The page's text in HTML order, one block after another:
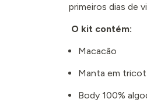
primeiros dias de
O kit contém:
Macacão
Manta em tricot
Body 100%